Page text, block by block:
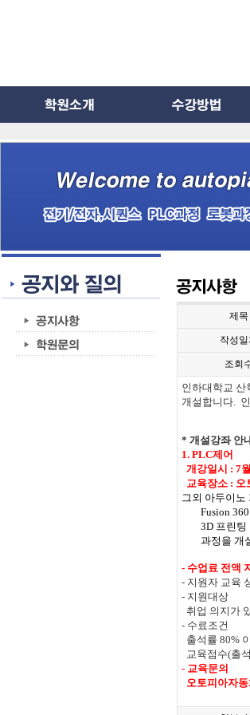
제목
작성일
조회
인하대학교
개설합니다.
* 개설강좌 안
1. PLC제어
개강일시 : 7
교육장소 : 오
그외 아두이노
Fusion 360
3D 프린팅
과정을 개설
- 수업료 전액
- 지원자 교육
- 지원대상
취업 의지가
- 수료조건
출석률 80%
교육점수(출
- 교육문의
오토피아자